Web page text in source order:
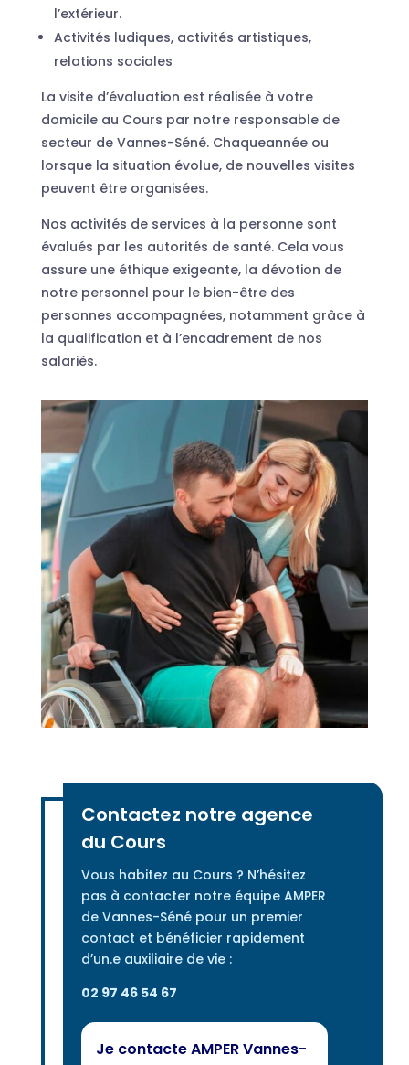
l’extérieur.
Activités ludiques, activités artistiques,
relations sociales
La visite d’évaluation est réalisée à votre
domicile au Cours par notre responsable de
secteur de Vannes-Séné. Chaqueannée ou
lorsque la situation évolue, de nouvelles visites
peuvent être organisées.
Nos activités de services à la personne sont
évalués par les autorités de santé. Cela vous
assure une éthique exigeante, la dévotion de
notre personnel pour le bien-être des
personnes accompagnées, notamment grâce à
la qualification et à l’encadrement de nos
salariés.
Contactez notre agence
du Cours
Vous habitez au Cours ? N’hésitez
pas à contacter notre équipe AMPER
de Vannes-Séné pour un premier
contact et bénéficier rapidement
d’un.e auxiliaire de vie :
02 97 46 54 67
Je contacte AMPER Vannes-